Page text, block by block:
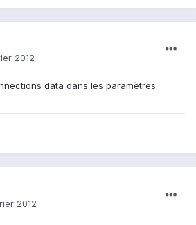
2012
data dans les paramètres.
2012